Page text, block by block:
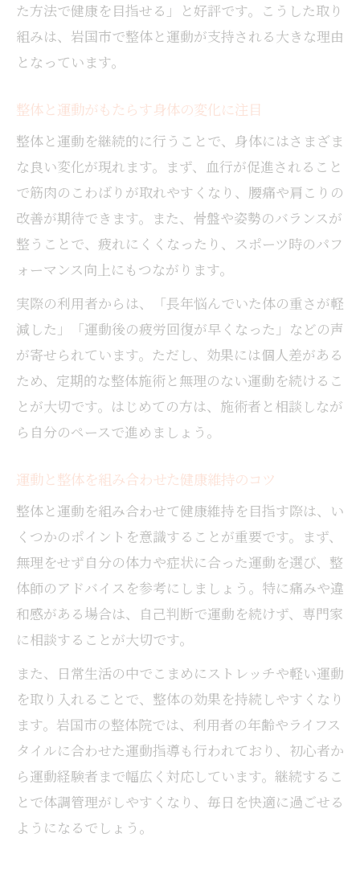
た方法で健康を目指せる」と好評です。こうした取り
組みは、岩国市で整体と運動が支持される大きな理由
となっています。
整体と運動がもたらす身体の変化に注目
整体と運動を継続的に行うことで、身体にはさまざま
な良い変化が現れます。まず、血行が促進されること
で筋肉のこわばりが取れやすくなり、腰痛や肩こりの
改善が期待できます。また、骨盤や姿勢のバランスが
整うことで、疲れにくくなったり、スポーツ時のパフ
ォーマンス向上にもつながります。
実際の利用者からは、「長年悩んでいた体の重さが軽
減した」「運動後の疲労回復が早くなった」などの声
が寄せられています。ただし、効果には個人差がある
ため、定期的な整体施術と無理のない運動を続けるこ
とが大切です。はじめての方は、施術者と相談しなが
ら自分のペースで進めましょう。
運動と整体を組み合わせた健康維持のコツ
整体と運動を組み合わせて健康維持を目指す際は、い
くつかのポイントを意識することが重要です。まず、
無理をせず自分の体力や症状に合った運動を選び、整
体師のアドバイスを参考にしましょう。特に痛みや違
和感がある場合は、自己判断で運動を続けず、専門家
に相談することが大切です。
また、日常生活の中でこまめにストレッチや軽い運動
を取り入れることで、整体の効果を持続しやすくなり
ます。岩国市の整体院では、利用者の年齢やライフス
タイルに合わせた運動指導も行われており、初心者か
ら運動経験者まで幅広く対応しています。継続するこ
とで体調管理がしやすくなり、毎日を快適に過ごせる
ようになるでしょう。